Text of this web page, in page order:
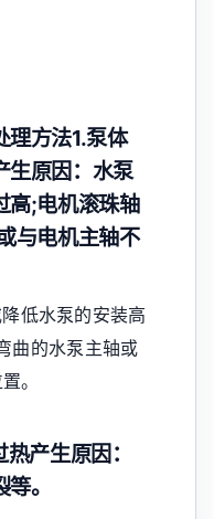
理方法1.泵体
生原因：水泵
高;电机滚珠轴
与电机主轴不
低水泵的安装高
曲的水泵主轴或
。
产生原因：
。